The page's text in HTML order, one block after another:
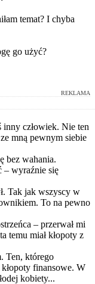
temat? I chyba
go użyć?
REKLAMA
inny człowiek. Nie ten
mną pewnym siebie
bez wahania.
– wyraźnie się
Tak jak wszyscy w
To na pewno
– przerwał mi
temu miał kłopoty z
Ten, którego
kłopoty finansowe. W
kobiety...